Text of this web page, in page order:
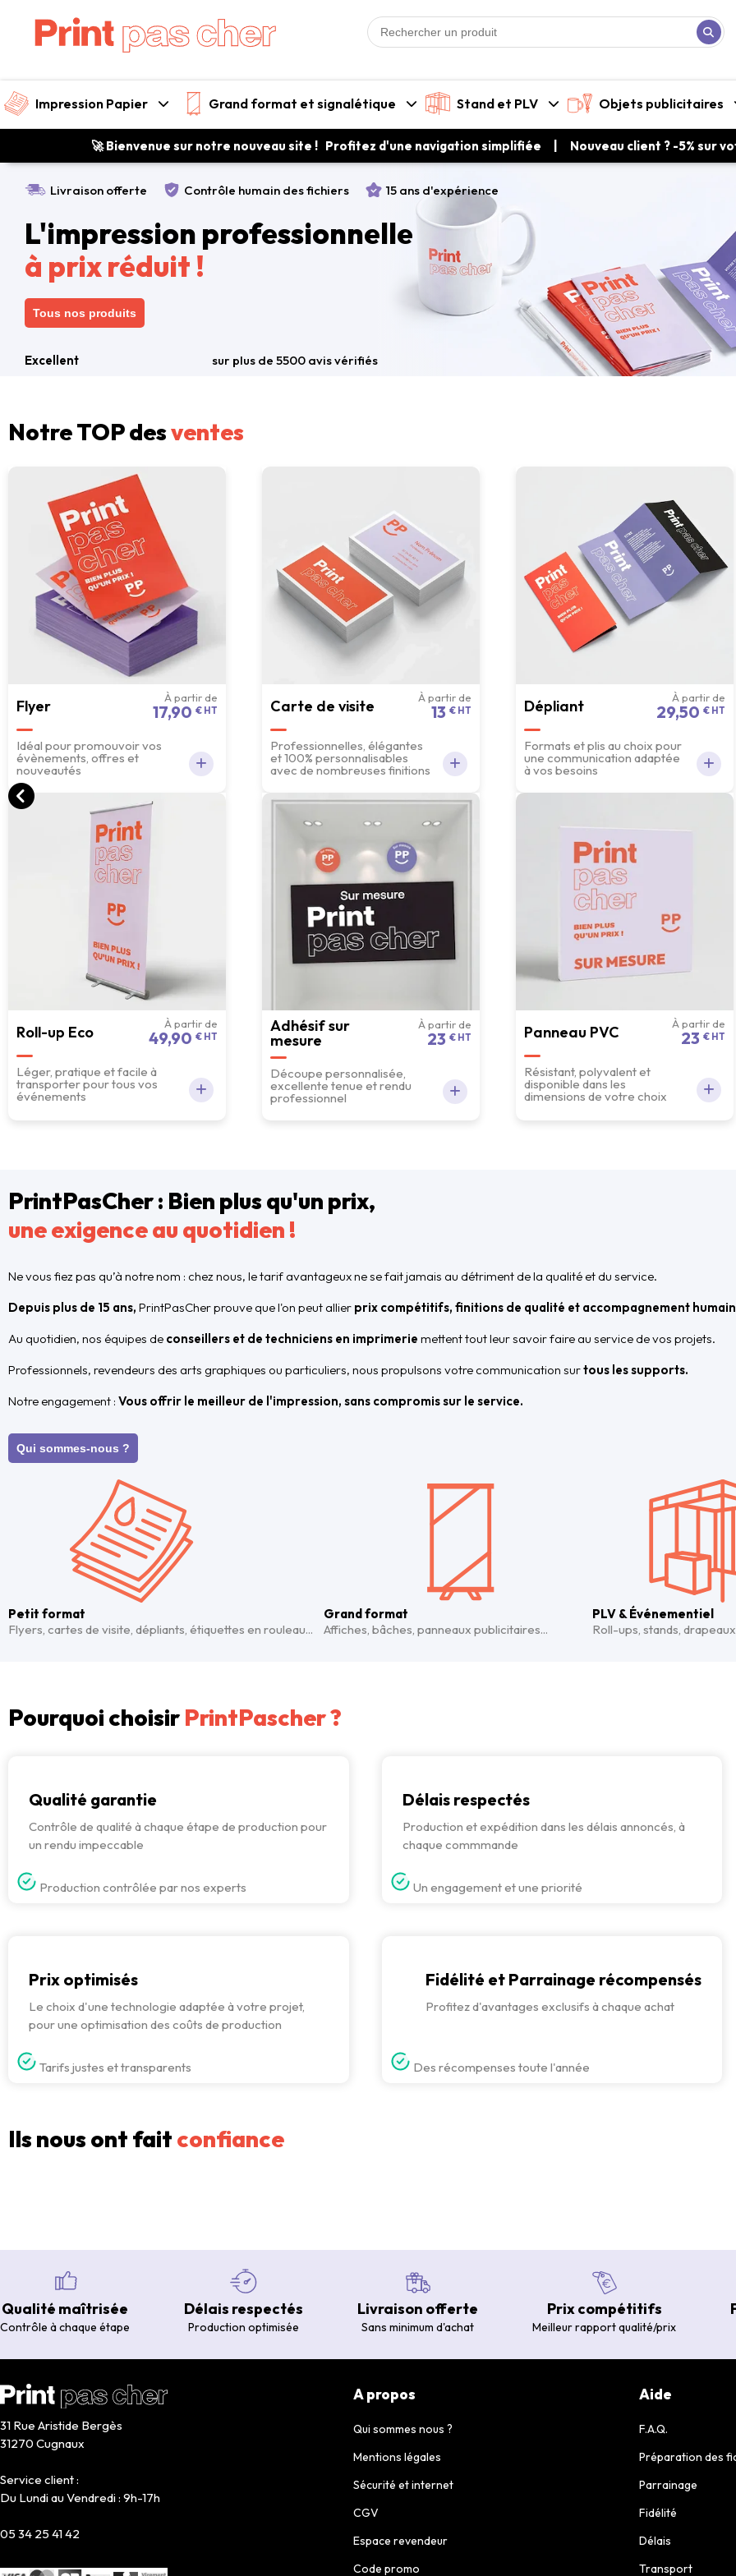
Impression Papier Grand format et signalétique Stand et PLV Objets publicitaires
🚀 Bienvenue sur notre nouveau site ! Profitez d'une navigation simplifiée | Nouveau client ? -5% sur
Livraison offerte Contrôle humain des fichiers 15 ans d'expérience
L'impression professionnelle
à prix réduit !
Tous nos produits
Excellent sur plus de 5500 avis vérifiés
Notre TOP desventes
Flyer À partir de
17,90 € HT
Idéal pour promouvoir vos
évènements, offres et
nouveautés
Carte de visite À partir de
13 € HT
Professionnelles, élégantes
et 100% personnalisables
avec de nombreuses finitions
Dépliant À partir de
29,50 € HT
Formats et plis au choix pour
une communication adaptée
à vos besoins
Roll-up Eco À partir de
49,90 € HT
Léger, pratique et facile à
transporter pour tous vos
événements
Adhésif sur
mesure
À partir de
23 € HT
Découpe personnalisée,
excellente tenue et rendu
professionnel
Panneau PVC À partir de
23 € HT
Résistant, polyvalent et
disponible dans les
dimensions de votre choix
PrintPasCher : Bien plus qu'un prix,
une exigence au quotidien !
Ne vous fiez pas qu’à notre nom : chez nous, le tarif avantageux ne se fait jamais au détriment de la qualité et du service.
Depuis plus de 15 ans, PrintPasCher prouve que l'on peut allier prix compétitifs, finitions de qualité et accompagnement
Au quotidien, nos équipes de conseillers et de techniciens en imprimerie mettent tout leur savoir faire au service de vos projets.
Professionnels, revendeurs des arts graphiques ou particuliers, nous propulsons votre communication surtous les supports.
Notre engagement : Vous offrir le meilleur de l'impression, sans compromis sur le service.
Qui sommes-nous ?
Petit format
Flyers, cartes de visite, dépliants, étiquettes en rouleau...
Grand format
Affiches, bâches, panneaux publicitaires...
PLV & Événementiel
Roll-ups, stands,
Pourquoi choisir PrintPascher ?
Qualité garantie
Contrôle de qualité à chaque étape de production pour
un rendu impeccable
Production contrôlée par nos experts
Délais respectés
Production et expédition dans les délais annoncés, à
chaque commmande
Un engagement et une priorité
Prix optimisés
Le choix d'une technologie adaptée à votre projet,
pour une optimisation des coûts de production
Tarifs justes et transparents
Fidélité et Parrainage récompensés
Profitez d'avantages exclusifs à chaque achat
Des récompenses toute l'année
Ils nous ont fait confiance
Qualité maîtrisée
Contrôle à chaque étape
Délais respectés
Production optimisée
Livraison offerte
Sans minimum d'achat
Prix compétitifs
Meilleur rapport qualité/prix
31 Rue Aristide Bergès
31270 Cugnaux
Service client :
Du Lundi au Vendredi : 9h-17h
05 34 25 41 42
A propos
Qui sommes nous ?
Mentions légales
Sécurité et internet
CGV
Espace revendeur
Code promo
Aide
F.A.Q.
Préparation des
Parrainage
Fidélité
Délais
Transport